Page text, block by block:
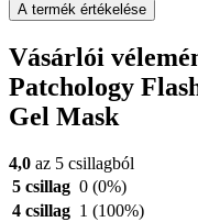
A termék értékelése
Vásárlói
Patchology
Gel Mask
4,0 az 5 csillagból
5 csillag 0 (0%)
4 csillag 1 (100%)